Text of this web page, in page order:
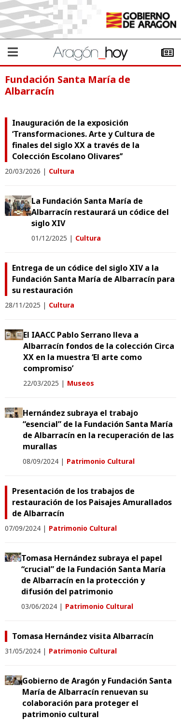
Fundación Santa María de
Albarracín
Inauguración de la exposición
‘Transformaciones. Arte y Cultura de
finales del siglo XX a través de la
Colección Escolano Olivares’’
20/03/2026 | Cultura
La Fundación Santa María de
Albarracín restaurará un códice del
siglo XIV
01/12/2025 | Cultura
Entrega de un códice del siglo XIV a la
Fundación Santa María de Albarracín para
su restauración
28/11/2025 | Cultura
El IAACC Pablo Serrano lleva a
Albarracín fondos de la colección Circa
XX en la muestra ‘El arte como
compromiso’
22/03/2025 | Museos
Hernández subraya el trabajo
“esencial” de la Fundación Santa María
de Albarracín en la recuperación de las
murallas
08/09/2024 | Patrimonio Cultural
Presentación de los trabajos de
restauración de los Paisajes Amurallados
de Albarracín
07/09/2024 | Patrimonio Cultural
Tomasa Hernández subraya el papel
“crucial” de la Fundación Santa María
de Albarracín en la protección y
difusión del patrimonio
03/06/2024 | Patrimonio Cultural
Tomasa Hernández visita Albarracín
31/05/2024 | Patrimonio Cultural
Gobierno de Aragón y Fundación Santa
María de Albarracín renuevan su
colaboración para proteger el
patrimonio cultural